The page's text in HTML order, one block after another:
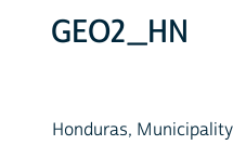
GEO2_HN
Honduras, Municipality